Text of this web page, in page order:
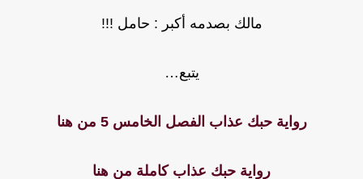
مالك بصدمه أكبر : حامل !!!
يتبع…
رواية حبك عذاب الفصل الخامس 5 من هنا
رواية حبك عذاب كاملة من هنا